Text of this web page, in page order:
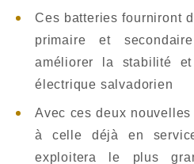
Ces batteries fourniront
primaire et
améliorer la stabilité
électrique salvadorien
Avec ces deux
à celle déjà en
exploitera le plus